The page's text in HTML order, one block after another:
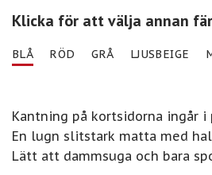
Klicka för att välja annan
BLÅ RÖD GRÅ LJUSBEIGE
Kantning på kortsidorna ingår i
En lugn slitstark matta med
Lätt att dammsuga och bara